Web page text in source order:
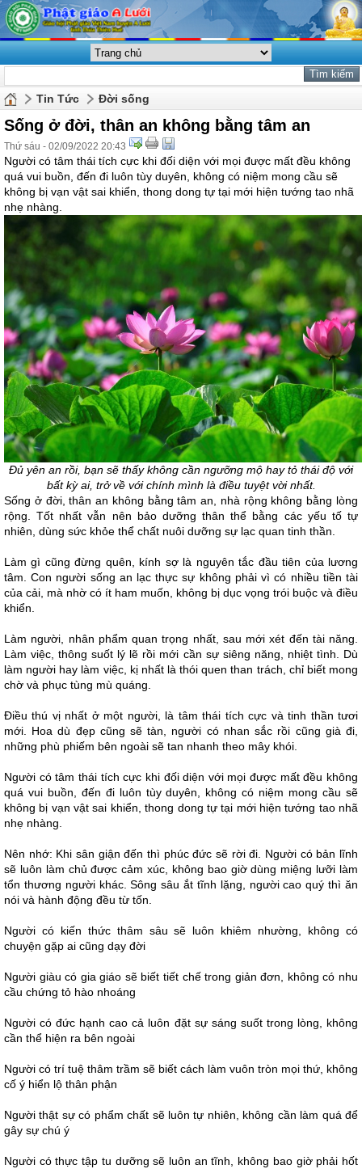
Tin Tức Đời sống
Sống ở đời, thân an không bằng tâm an
Thứ sáu - 02/09/2022 20:43
Người có tâm thái tích cực khi đối diện với mọi được mất đều không
quá vui buồn, đến đi luôn tùy duyên, không có niệm mong cầu sẽ
không bị vạn vật sai khiển, thong dong tự tại mới hiện tướng tao nhã
nhẹ nhàng.
Đủ yên an rồi, bạn sẽ thấy không cần ngưỡng mộ hay tỏ thái độ với
bất kỳ ai, trở về với chính mình là điều tuyệt vời nhất.
Sống ở đời, thân an không bằng tâm an, nhà rộng không bằng lòng
rộng. Tốt nhất vẫn nên bảo dưỡng thân thể bằng các yếu tố tự
nhiên, dùng sức khỏe thể chất nuôi dưỡng sự lạc quan tinh thần.
Làm gì cũng đừng quên, kính sợ là nguyên tắc đầu tiên của lương
tâm. Con người sống an lạc thực sự không phải vì có nhiều tiền tài
của cải, mà nhờ có ít ham muốn, không bị dục vọng trói buộc và điều
khiển.
Làm người, nhân phẩm quan trọng nhất, sau mới xét đến tài năng.
Làm việc, thông suốt lý lẽ rồi mới cần sự siêng năng, nhiệt tình. Dù
làm người hay làm việc, kị nhất là thói quen than trách, chỉ biết mong
chờ và phục tùng mù quáng.
Điều thú vị nhất ở một người, là tâm thái tích cực và tinh thần tươi
mới. Hoa dù đẹp cũng sẽ tàn, người có nhan sắc rồi cũng già đi,
những phù phiếm bên ngoài sẽ tan nhanh theo mây khói.
Người có tâm thái tích cực khi đối diện với mọi được mất đều không
quá vui buồn, đến đi luôn tùy duyên, không có niệm mong cầu sẽ
không bị vạn vật sai khiển, thong dong tự tại mới hiện tướng tao nhã
nhẹ nhàng.
Nên nhớ: Khi sân giận đến thì phúc đức sẽ rời đi. Người có bản lĩnh
sẽ luôn làm chủ được cảm xúc, không bao giờ dùng miệng lưỡi làm
tổn thương người khác. Sông sâu ắt tĩnh lặng, người cao quý thì ăn
nói và hành động đều từ tốn.
Người có kiến thức thâm sâu sẽ luôn khiêm nhường, không có
chuyện gặp ai cũng dạy đời
Người giàu có gia giáo sẽ biết tiết chế trong giản đơn, không có nhu
cầu chứng tỏ hào nhoáng
Người có đức hạnh cao cả luôn đặt sự sáng suốt trong lòng, không
cần thể hiện ra bên ngoài
Người có trí tuệ thâm trầm sẽ biết cách làm vuôn tròn mọi thứ, không
cố ý hiển lộ thân phận
Người thật sự có phẩm chất sẽ luôn tự nhiên, không cần làm quá để
gây sự chú ý
Người có thực tập tu dưỡng sẽ luôn an tĩnh, không bao giờ phải hốt